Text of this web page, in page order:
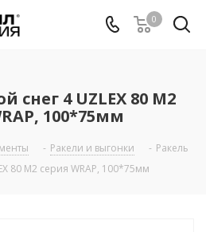
0
снег 4 UZLEX 80 М2
100*75мм
- Ракели и выгонки - Ракель
80 М2 серия WRAP, 100*75мм